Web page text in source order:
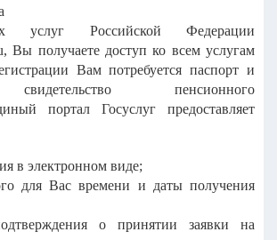
услуг Российской Федерации
Вы получаете доступ ко всем услугам
Вам потребуется паспорт и
пенсионного
портал Госуслуг предоставляет
в электронном виде;
для Вас времени и даты получения
о принятии заявки на